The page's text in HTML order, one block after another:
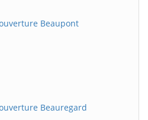
Beaupont
Beauregard